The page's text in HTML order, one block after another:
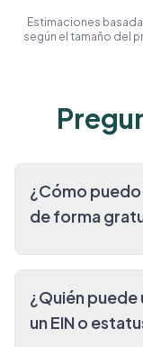
Estimaciones
según el tamaño del
¿Cómo puedo
de forma
¿Quién puede
un EIN o